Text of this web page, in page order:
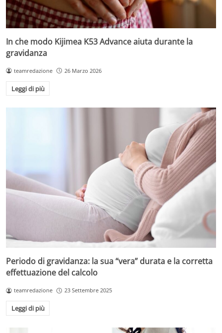
In che modo Kijimea K53 Advance aiuta durante la
gravidanza
teamredazione 26 Marzo 2026
Leggi di più
Periodo di gravidanza: la sua “vera” durata e la corretta
effettuazione del calcolo
teamredazione 23 Settembre 2025
Leggi di più